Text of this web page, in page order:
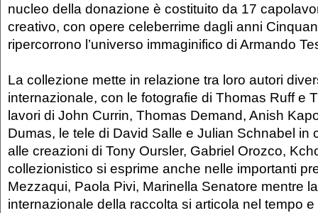
nucleo della donazione è costituito da 17
creativo, con opere celeberrime dagli anni
ripercorrono l’universo immaginifico di Armando
La collezione mette in relazione tra loro autori
internazionale, con le fotografie di Thomas Ruff e
lavori di John Currin, Thomas Demand, Anish
Dumas, le tele di David Salle e Julian Schnabel in
alle creazioni di Tony Oursler, Gabriel Orozco,
collezionistico si esprime anche nelle importanti
Mezzaqui, Paola Pivi, Marinella Senatore mentre
internazionale della raccolta si articola nel tempo